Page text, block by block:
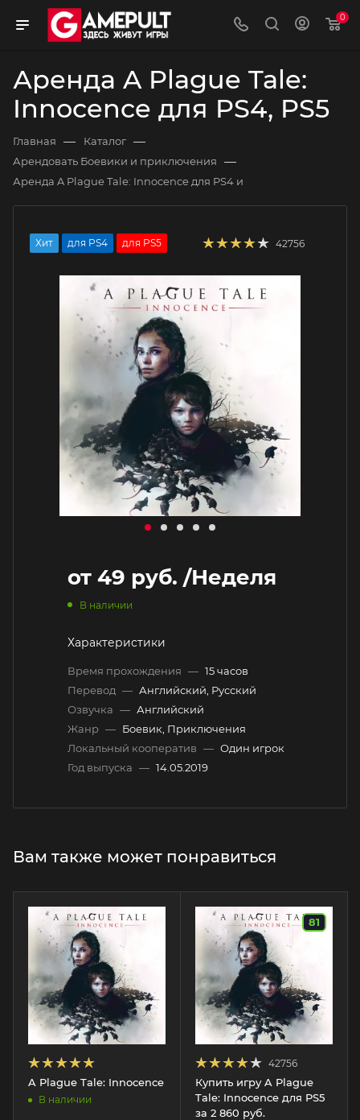
0
Аренда A Plague Tale:
Innocence для PS4, PS5
Главная — Каталог —
Арендовать Боевики и приключения —
Аренда A Plague Tale: Innocence для PS4 и
Хит для PS4 для PS5 42756
от 49 руб. /Неделя
В наличии
Характеристики
Время прохождения — 15 часов
Перевод — Английский, Русский
Озвучка — Английский
Жанр — Боевик, Приключения
Локальный кооператив — Один игрок
Год выпуска — 14.05.2019
Вам также может понравиться
A Plague Tale: Innocence
В наличии
81
42756
Купить игру A Plague
Tale: Innocence для PS5
за 2 860 руб.